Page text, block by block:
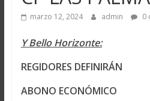
marzo 12, 2024 admin 0
Y Bello Horizonte:
REGIDORES DEFINIRÁN
ABONO ECONÓMICO